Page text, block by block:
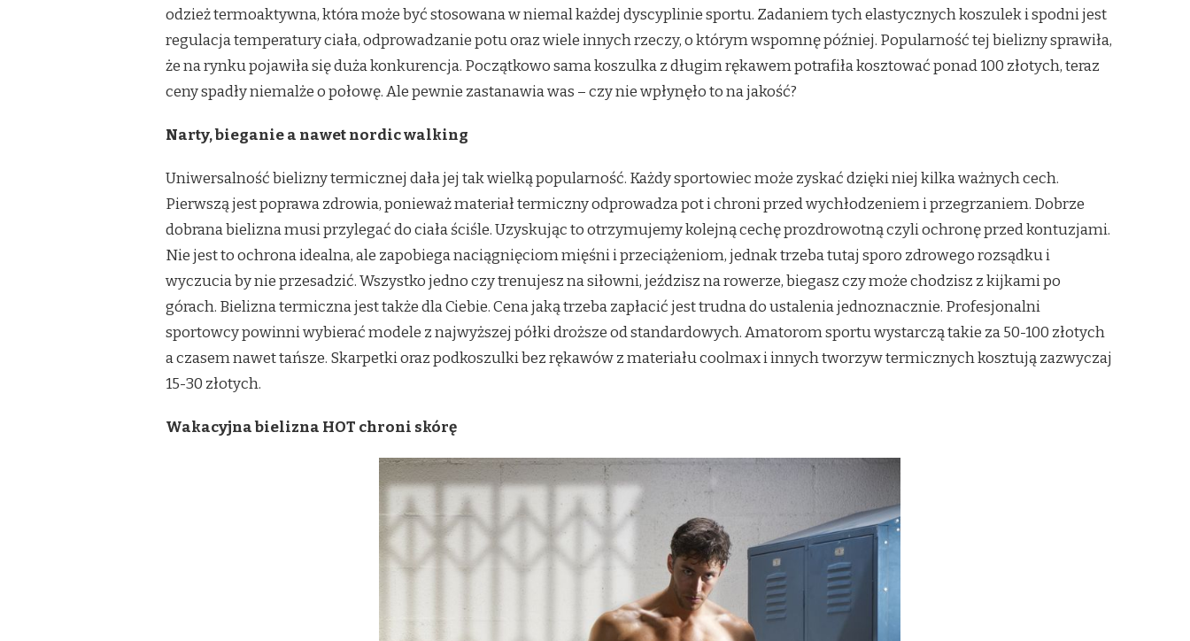
odzież termoaktywna, która może być stosowana w niemal każdej dyscyplinie sportu. Zadaniem tych elastycznych koszulek i spodni jest
regulacja temperatury ciała, odprowadzanie potu oraz wiele innych rzeczy, o którym wspomnę później. Popularność tej bielizny sprawiła,
że na rynku pojawiła się duża konkurencja. Początkowo sama koszulka z długim rękawem potrafiła kosztować ponad 100 złotych, teraz
ceny spadły niemalże o połowę. Ale pewnie zastanawia was – czy nie wpłynęło to na jakość?
Narty, bieganie a nawet nordic walking
Uniwersalność bielizny termicznej dała jej tak wielką popularność. Każdy sportowiec może zyskać dzięki niej kilka ważnych cech.
Pierwszą jest poprawa zdrowia, ponieważ materiał termiczny odprowadza pot i chroni przed wychłodzeniem i przegrzaniem. Dobrze
dobrana bielizna musi przylegać do ciała ściśle. Uzyskując to otrzymujemy kolejną cechę prozdrowotną czyli ochronę przed kontuzjami.
Nie jest to ochrona idealna, ale zapobiega naciągnięciom mięśni i przeciążeniom, jednak trzeba tutaj sporo zdrowego rozsądku i
wyczucia by nie przesadzić. Wszystko jedno czy trenujesz na siłowni, jeździsz na rowerze, biegasz czy może chodzisz z kijkami po
górach. Bielizna termiczna jest także dla Ciebie. Cena jaką trzeba zapłacić jest trudna do ustalenia jednoznacznie. Profesjonalni
sportowcy powinni wybierać modele z najwyższej półki droższe od standardowych. Amatorom sportu wystarczą takie za 50-100 złotych
a czasem nawet tańsze. Skarpetki oraz podkoszulki bez rękawów z materiału coolmax i innych tworzyw termicznych kosztują zazwyczaj
15-30 złotych.
Wakacyjna bielizna HOT chroni skórę